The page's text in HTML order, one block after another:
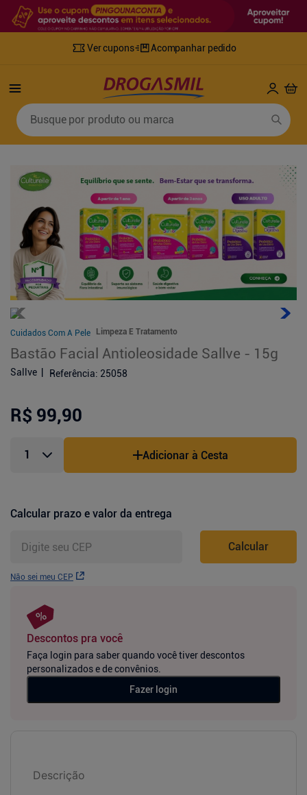
Ver cupons Acompanhar pedido
Busque por produto ou marca
Cuidados Com A Pele Limpeza E Tratamento
Bastão Facial Antioleosidade Sallve - 15g
Sallve Referência: 25058
R$ 99,90
Adicionar à Cesta
Calcular prazo e valor da entrega
Não sei meu CEP
Calcular
Descontos pra você
Faça login para saber quando você tiver descontos
personalizados e de convênios.
Fazer login
Descrição
Termos mais buscados
3º
retinol
fralda geriatrica
5º desodorante
8
º
tylenol
fralda xg
10º shampoo